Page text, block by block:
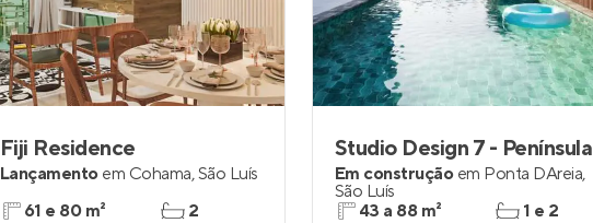
Fiji Residence
Lançamento em Cohama,São Luís
61 e 80 m²
2
Studio Design 7 - Península
Em construção em Ponta DAreia,
São Luís
43 a 88 m²
1 e 2